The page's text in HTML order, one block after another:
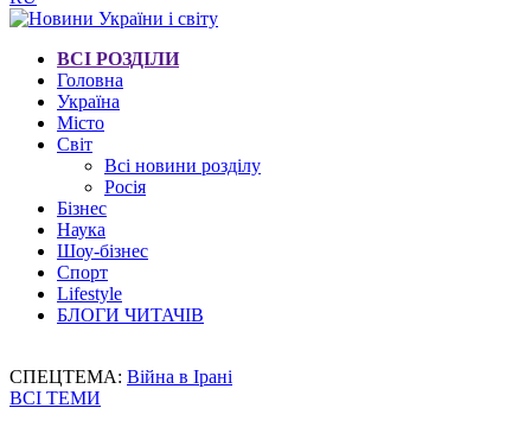
ВСІ РОЗДІЛИ
Головна
Україна
Місто
Світ
Всі новини розділу
Росія
Бізнес
Наука
Шоу-бізнес
Спорт
Lifestyle
БЛОГИ ЧИТАЧІВ
СПЕЦТЕМА: Війна в Ірані
ВСІ ТЕМИ